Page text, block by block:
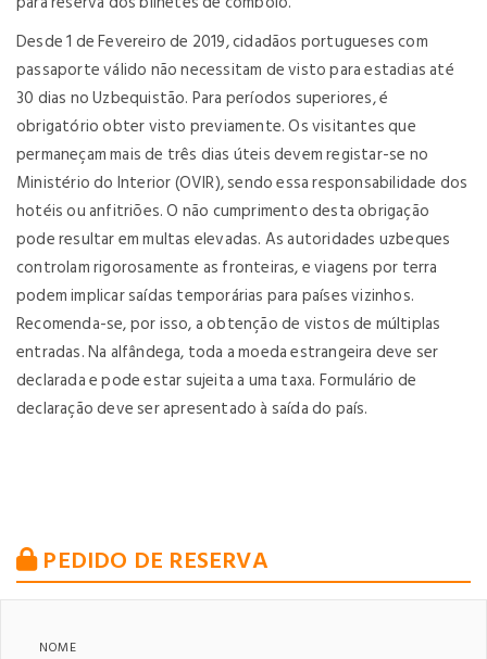
Desde 1 de Fevereiro de 2019, cidadãos portugueses com
passaporte válido não necessitam de visto para estadias até
30 dias no Uzbequistão. Para períodos superiores, é
obrigatório obter visto previamente. Os visitantes que
permaneçam mais de três dias úteis devem registar-se no
Ministério do Interior (OVIR), sendo essa responsabilidade dos
hotéis ou anfitriões. O não cumprimento desta obrigação
pode resultar em multas elevadas. As autoridades uzbeques
controlam rigorosamente as fronteiras, e viagens por terra
podem implicar saídas temporárias para países vizinhos.
Recomenda-se, por isso, a obtenção de vistos de múltiplas
entradas. Na alfândega, toda a moeda estrangeira deve ser
declarada e pode estar sujeita a uma taxa. Formulário de
declaração deve ser apresentado à saída do país.
PEDIDO DE RESERVA
NOME